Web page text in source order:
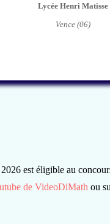
Lycée Henri Matisse
Vence (06)
est éligible au
de VideoDiMath ou